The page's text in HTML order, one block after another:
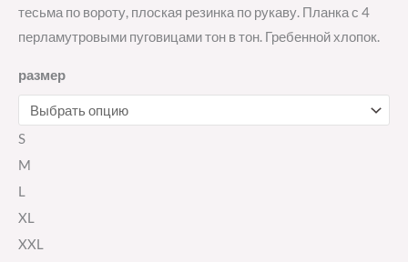
тесьма по вороту, плоская резинка по рукаву. Планка с 4
перламутровыми пуговицами тон в тон. Гребенной хлопок.
размер
S
M
L
XL
XXL